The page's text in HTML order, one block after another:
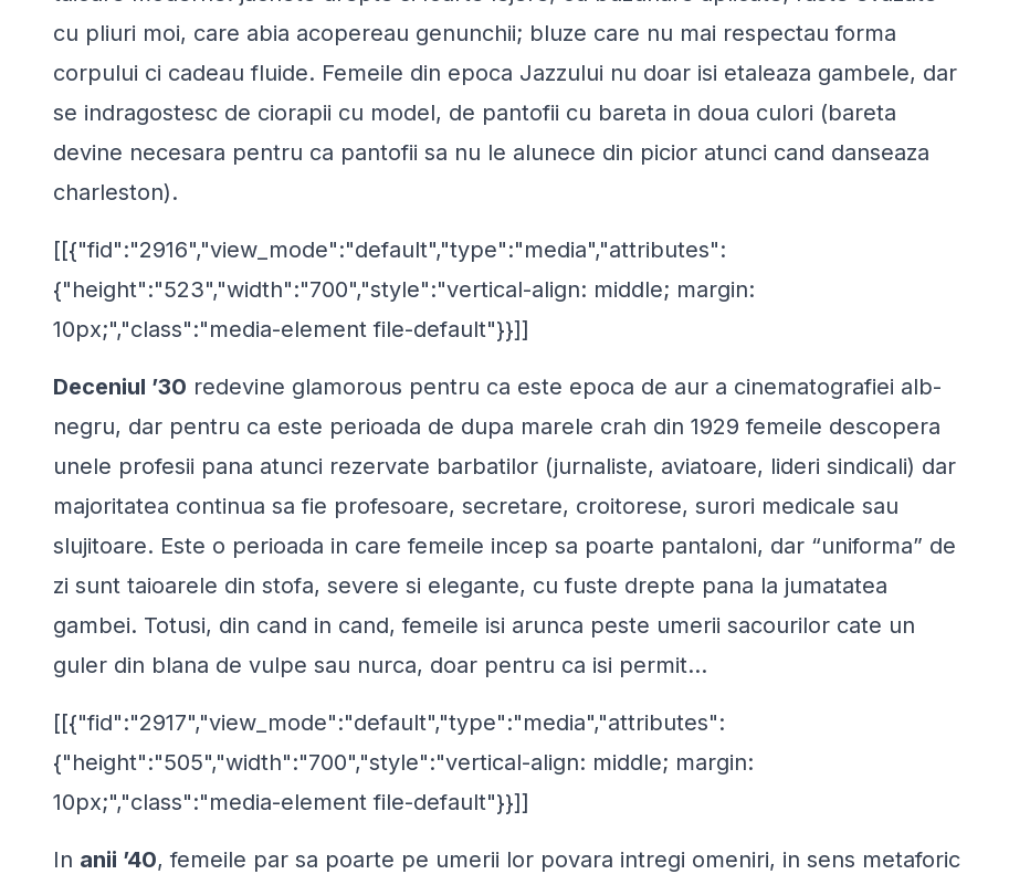
cu pliuri moi, care abia acopereau genunchii; bluze care nu mai respectau forma
corpului ci cadeau fluide. Femeile din epoca Jazzului nu doar isi etaleaza gambele, dar
se indragostesc de ciorapii cu model, de pantofii cu bareta in doua culori (bareta
devine necesara pentru ca pantofii sa nu le alunece din picior atunci cand danseaza
charleston).
[[{"fid":"2916","view_mode":"default","type":"media","attributes":
{"height":"523","width":"700","style":"vertical-align: middle; margin:
10px;","class":"media-element file-default"}}]]
Deceniul ’30 redevine glamorous pentru ca este epoca de aur a cinematografiei alb-
negru, dar pentru ca este perioada de dupa marele crah din 1929 femeile descopera
unele profesii pana atunci rezervate barbatilor (jurnaliste, aviatoare, lideri sindicali) dar
majoritatea continua sa fie profesoare, secretare, croitorese, surori medicale sau
slujitoare. Este o perioada in care femeile incep sa poarte pantaloni, dar “uniforma” de
zi sunt taioarele din stofa, severe si elegante, cu fuste drepte pana la jumatatea
gambei. Totusi, din cand in cand, femeile isi arunca peste umerii sacourilor cate un
guler din blana de vulpe sau nurca, doar pentru ca isi permit…
[[{"fid":"2917","view_mode":"default","type":"media","attributes":
{"height":"505","width":"700","style":"vertical-align: middle; margin:
10px;","class":"media-element file-default"}}]]
In anii ’40, femeile par sa poarte pe umerii lor povara intregi omeniri, in sens metaforic